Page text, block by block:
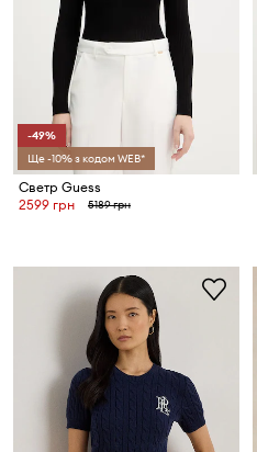
-49%
Ще -10% з кодом WEB*
Светр Guess
2599 грн
5189 грн